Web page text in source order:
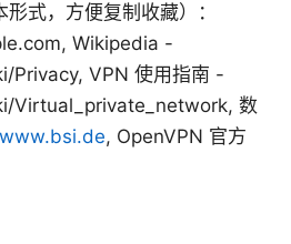
式，方便复制收藏）：
Wikipedia -
Privacy, VPN 使用指南 -
Virtual_private_network, 数
, OpenVPN 官方